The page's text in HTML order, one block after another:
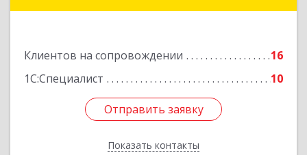
Клиентов на сопровождении
16
1С:Специалист
10
Отправить заявку
Показать контакты
Отправить заявку
Назад